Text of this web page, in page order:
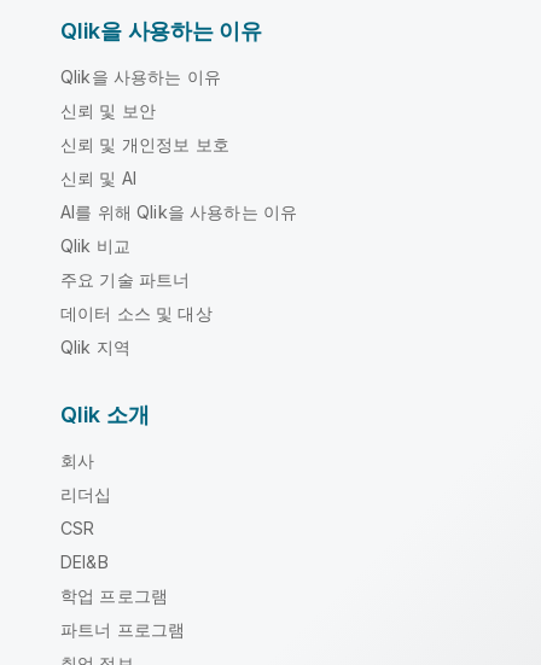
Qlik을 사용하는 이유
Qlik을 사용하는 이유
신뢰 및 보안
신뢰 및 개인정보 보호
신뢰 및 AI
AI를 위해 Qlik을 사용하는 이유
Qlik 비교
주요 기술 파트너
데이터 소스 및 대상
Qlik 지역
Qlik 소개
회사
리더십
CSR
DEI&B
학업 프로그램
파트너 프로그램